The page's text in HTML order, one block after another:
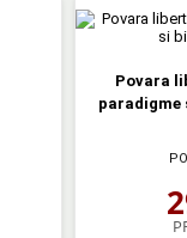
Povara
paradigme